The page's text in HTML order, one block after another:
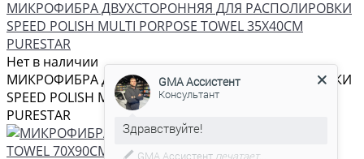
МИКРОФИБРА ДВУХСТОРОННЯЯ ДЛЯ РАСПОЛИРОВКИ
SPEED POLISH MULTI PORPOSE TOWEL 35Х40СМ
PURESTAR
Нет в наличии
МИКРОФИБРА ДВУХСТОРОННЯЯ ДЛЯ РАСПОЛИРОВКИ
SPEED POLISH MULTI PORPOSE TOWEL 35Х40СМ
PURESTAR
Консультант
С удовольствием помогу вам в
выборе товара.